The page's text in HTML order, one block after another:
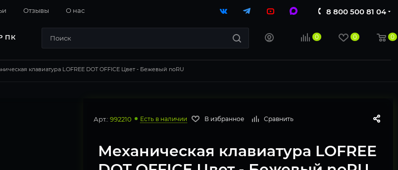
Отзывы О нас 8 800 500 81 04
ПК 0 0 0
клавиатура LOFREE DOT OFFICE Цвет - Бежевый noRU
Арт.: 992210 Есть в наличии В избранное Сравнить
Механическая клавиатура LOFREE